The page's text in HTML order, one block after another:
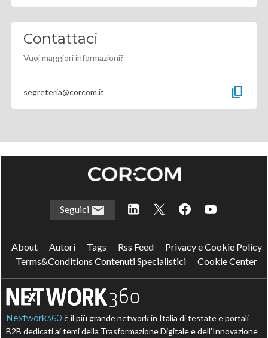
Contattaci
Vuoi maggiori informazioni?
segreteria@corcom.it content_copy
Seguici
About Autori Tags Rss Feed
Privacy e Cookie Policy
Terms&Conditions Contenuti Specialistici
Cookie Center
Nextwork360 è il più grande network in Italia di testate e portali
B2B dedicati ai temi della Trasformazione Digitale e dell’Innovazione